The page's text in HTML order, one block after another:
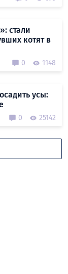
стали
котят в
0 1148
усы:
0 25142